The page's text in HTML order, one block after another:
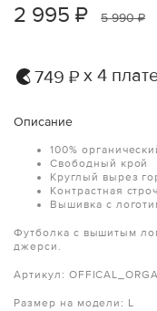
2 995 ₽ 5 990 ₽
749 ₽ х 4
Описание
100%
Свободный крой
Круглый вырез
Контрастная
Вышивка с
Футболка с вышитым
джерси.
Артикул:
Размер на модели: L